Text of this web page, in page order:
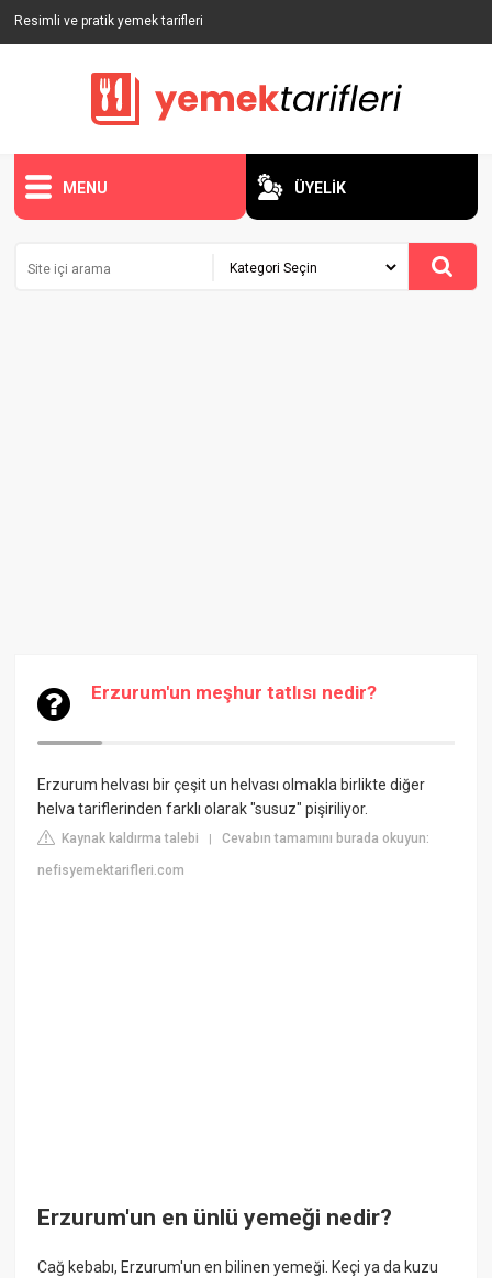
Resimli ve pratik yemek tarifleri
MENU ÜYELİK
Erzurum'un meşhur tatlısı nedir?
Erzurum helvası bir çeşit un helvası olmakla birlikte diğer
helva tariflerinden farklı olarak "susuz" pişiriliyor.
Kaynak kaldırma talebi |Cevabın tamamını burada okuyun:
nefisyemektarifleri.com
Erzurum'un en ünlü yemeği nedir?
Cağ kebabı, Erzurum'un en bilinen yemeği. Keçi ya da kuzu